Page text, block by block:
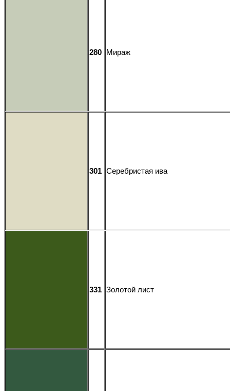
280 Мираж
301 Серебристая ива
331 Золотой лист